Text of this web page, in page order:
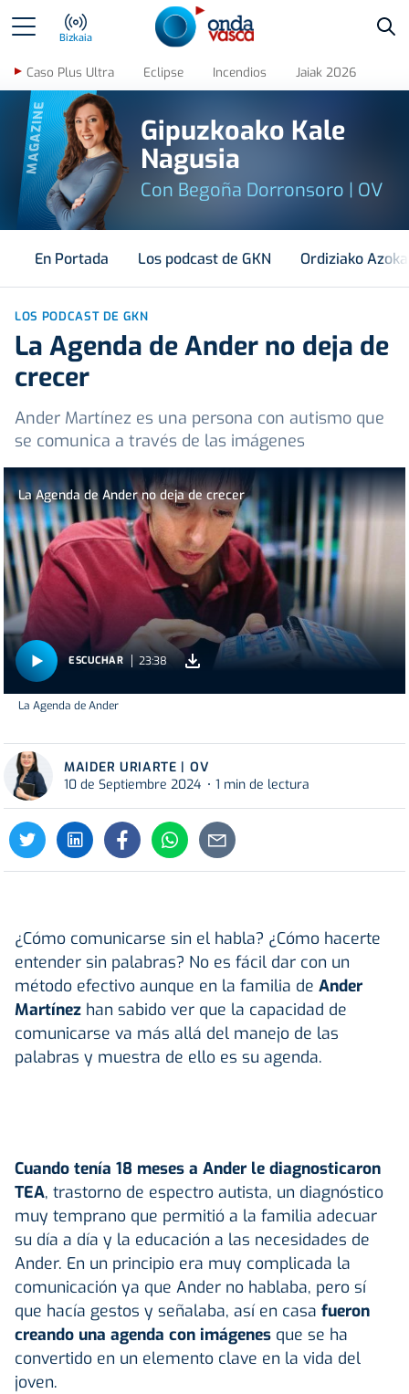
Bizkaia
Caso Plus Ultra Eclipse Incendios Jaiak 2026
MAGAZINE
Gipuzkoako Kale
Nagusia
Con Begoña Dorronsoro | OV
En Portada Los podcast de GKN Ordiziako Azoka
LOS PODCAST DE GKN
La Agenda de Ander no deja de
crecer
Ander Martínez es una persona con autismo que
se comunica a través de las imágenes
La Agenda de Ander no deja de crecer
ESCUCHAR 23:38
La Agenda de Ander
MAIDER URIARTE | OV
10 de Septiembre 2024
1 min de lectura
¿Cómo comunicarse sin el habla? ¿Cómo hacerte
entender sin palabras? No es fácil dar con un
método efectivo aunque en la familia de Ander
Martínez han sabido ver que la capacidad de
comunicarse va más allá del manejo de las
palabras y muestra de ello es su agenda.
Cuando tenía 18 meses a Ander le diagnosticaron
TEA, trastorno de espectro autista, un diagnóstico
muy temprano que permitió a la familia adecuar
su día a día y la educación a las necesidades de
Ander. En un principio era muy complicada la
comunicación ya que Ander no hablaba, pero sí
que hacía gestos y señalaba, así en casa fueron
creando una agenda con imágenes que se ha
convertido en un elemento clave en la vida del
joven.